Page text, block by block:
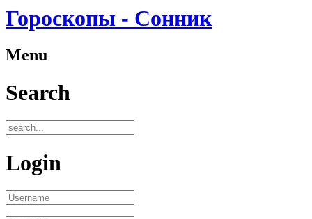
Гороскопы - Сонник
Menu
Search
Login